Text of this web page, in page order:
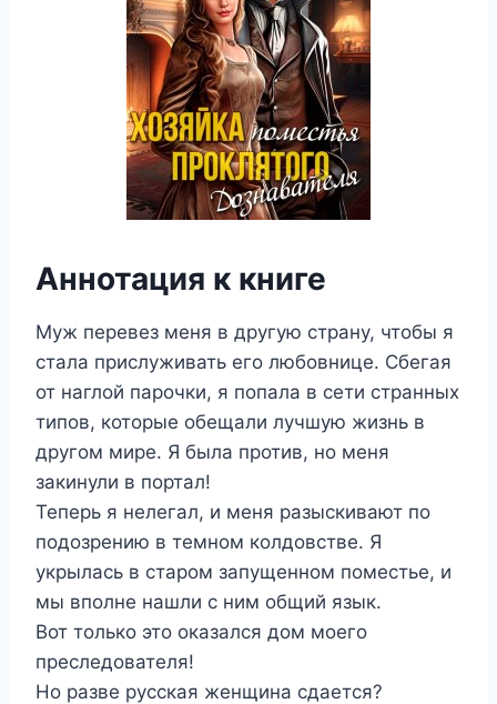
Аннотация к книге
Муж перевез меня в другую страну, чтобы я
стала прислуживать его любовнице. Сбегая
от наглой парочки, я попала в сети странных
типов, которые обещали лучшую жизнь в
другом мире. Я была против, но меня
закинули в портал!
Теперь я нелегал, и меня разыскивают по
подозрению в темном колдовстве. Я
укрылась в старом запущенном поместье, и
мы вполне нашли с ним общий язык.
Вот только это оказался дом моего
преследователя!
Но разве русская женщина сдается?